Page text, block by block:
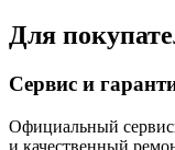
Для
Сервис и
Официальный
и качественный